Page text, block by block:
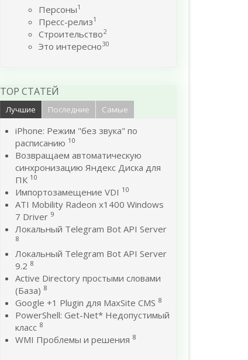
Персоны1
Пресс-релиз1
Строительство2
Это интересно30
TOP СТАТЕЙ
Лучшие Последние Самые
iPhone: Режим "без звука" по
расписанию 10
Возвращаем автоматическую
синхронизацию Яндекс Диска для
ПК 10
Импортозамещение VDI 10
ATI Mobility Radeon x1400 Windows
7 Driver 9
Локальный Telegram Bot API Server
8
Локальный Telegram Bot API Server
9.2 8
Active Directory простыми словами
(База) 8
Google +1 Plugin для MaxSite CMS 8
PowerShell: Get-Net* Недопустимый
класс 8
WMI Проблемы и решения 8